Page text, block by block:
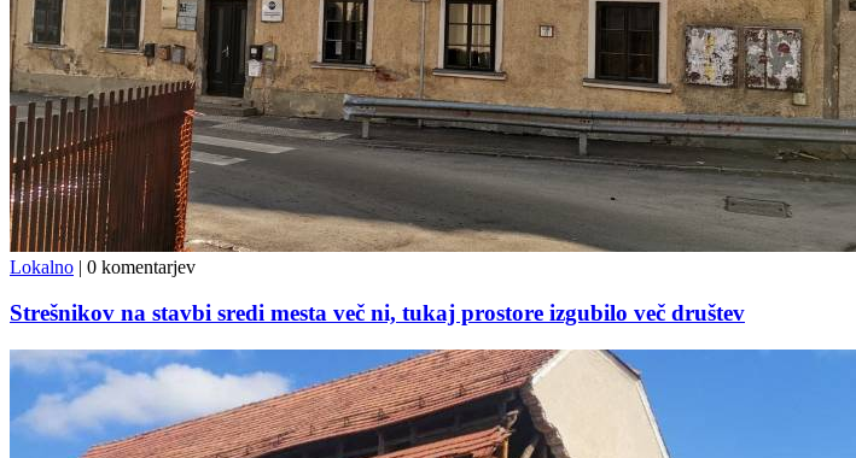
Lokalno | 0 komentarjev
Strešnikov na stavbi sredi mesta več ni, tukaj prostore izgubilo več društev